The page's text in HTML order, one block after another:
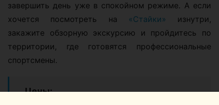
завершить день уже в спокойном режиме. А если
хочется посмотреть на «Стайки» изнутри,
закажите обзорную экскурсию и пройдитесь по
территории, где готовятся профессиональные
спортсмены.
Цены: